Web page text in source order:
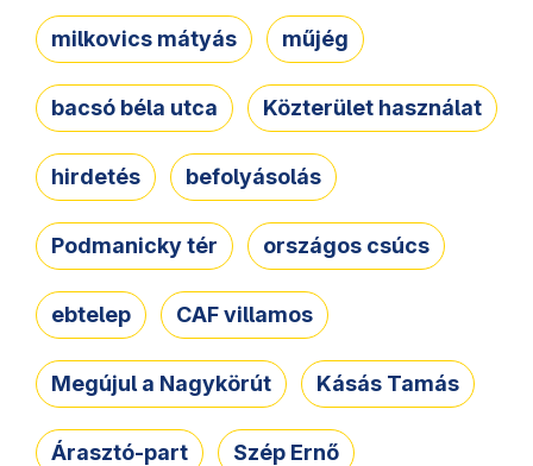
milkovics mátyás műjég
bacsó béla utca Közterület használat
hirdetés befolyásolás
Podmanicky tér országos csúcs
ebtelep CAF villamos
Megújul a Nagykörút Kásás Tamás
Árasztó-part Szép Ernő